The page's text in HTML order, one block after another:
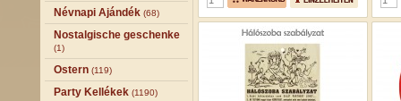
Névnapi Ajándék (68)
Nostalgische geschenke
(1)
Ostern (119)
Party Kellékek (1190)